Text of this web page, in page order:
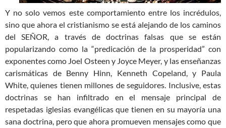
Y no solo vemos este comportamiento entre los incrédulos,
sino que ahora el cristianismo se está alejando de los caminos
del SEÑOR, a través de doctrinas falsas que se están
popularizando como la “predicación de la prosperidad” con
exponentes como Joel Osteen y Joyce Meyer, y las enseñanzas
carismáticas de Benny Hinn, Kenneth Copeland, y Paula
White, quienes tienen millones de seguidores. Inclusive, estas
doctrinas se han infiltrado en el mensaje principal de
respetadas iglesias evangélicas que tienen en su mayoría una
sana doctrina, pero que ahora promueven mensajes como que